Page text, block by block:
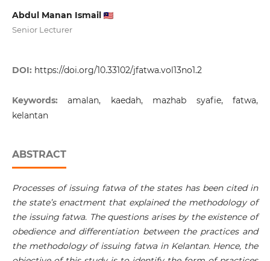
Abdul Manan Ismail
Senior Lecturer
DOI: https://doi.org/10.33102/jfatwa.vol13no1.2
Keywords:amalan, kaedah, mazhab syafie, fatwa,
kelantan
ABSTRACT
Processes of issuing fatwa of the states has been cited in
the state’s enactment that explained the methodology of
the issuing fatwa. The questions arises by the existence of
obedience and differentiation between the practices and
the methodology of issuing fatwa in Kelantan. Hence, the